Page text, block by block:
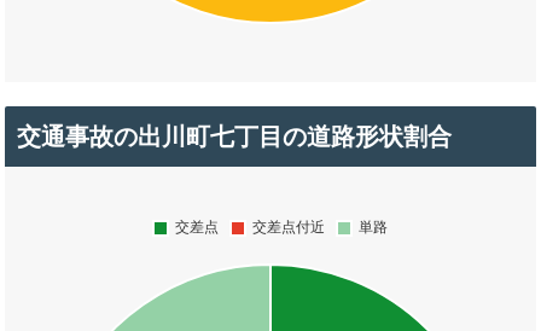
交通事故の出川町七丁目の道路形状割合